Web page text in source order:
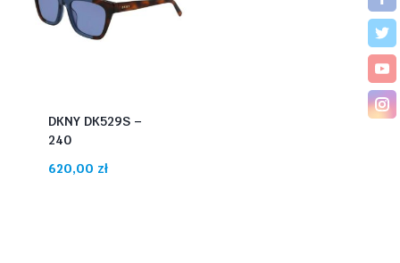
DKNY DK529S –
240
620,00 zł